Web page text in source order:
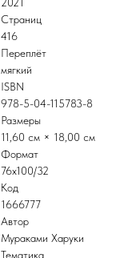
Страниц
416
Переплёт
мягкий
ISBN
978-5-04-115783-8
Размеры
11,60 см × 18,00 см
Формат
76x100/32
Код
1666777
Автор
Мураками Харуки
Тематика